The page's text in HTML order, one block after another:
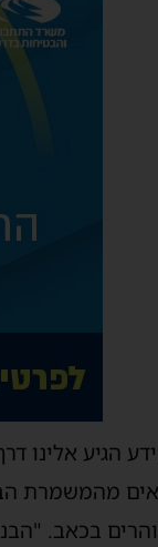
הגיע אלינו
מהמשמרת
בכאב.